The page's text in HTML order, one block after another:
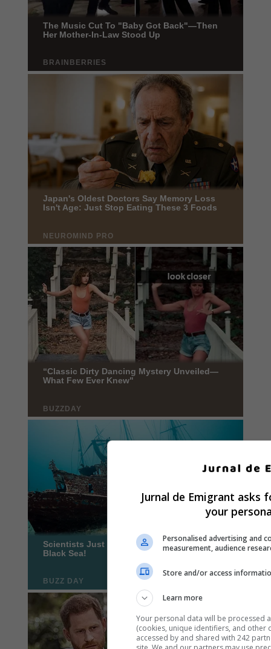
Jurnal de Emigrant asks
your
Personalised advertising and
measurement, audience
Store and/or access
Learn more
Your personal data will be processed
(cookies, unique identifiers, and other
accessed by and shared with 242